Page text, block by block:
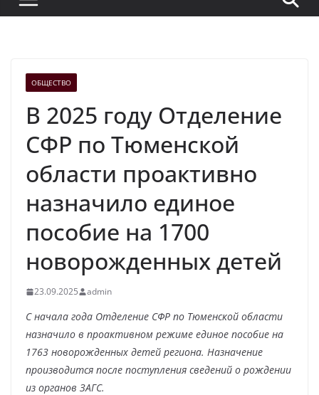
ОБЩЕСТВО
В 2025 году Отделение
СФР по Тюменской
области проактивно
назначило единое
пособие на 1700
новорожденных детей
23.09.2025 admin
С начала года Отделение СФР по Тюменской области
назначило в проактивном режиме единое пособие на
1763 новорожденных детей региона. Назначение
производится после поступления сведений о рождении
из органов ЗАГС.